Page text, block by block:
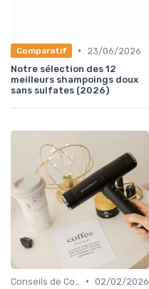
Comparatif •
23/06/2026
Notre sélection des 12
meilleurs shampoings doux
sans sulfates (2026)
• 02/02/2026